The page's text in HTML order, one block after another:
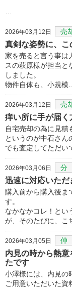
2026年03月12日 売
真剣な姿勢に、
家を売ると言う事は
スの萩原様が担当と
しました。
物件自体も、小規模…
2026年03月12日 売
痒い所に手が届
自宅売却の為に見積
というのが中石さん
でも査定してただい
2026年03月06日 分
迅速に対応いた
購入前から購入後ま
す。
なかなかコレ！とい
が、そのたびに、こ
2026年03月05日 仲
内見の時から熱
たです
小澤様には、内見の
ご用意いただいた資